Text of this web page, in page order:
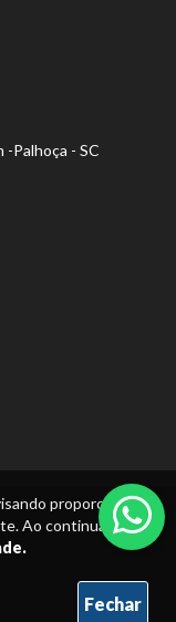
proporcionar
Ao continuar, você
Fechar
-Palhoça - SC